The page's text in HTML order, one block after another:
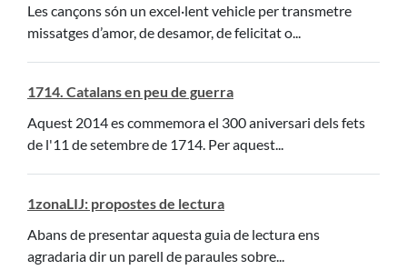
Les cançons són un excel·lent vehicle per transmetre
missatges d’amor, de desamor, de felicitat o...
1714. Catalans en peu de guerra
Aquest 2014 es commemora el 300 aniversari dels fets
de l'11 de setembre de 1714. Per aquest...
1zonaLIJ: propostes de lectura
Abans de presentar aquesta guia de lectura ens
agradaria dir un parell de paraules sobre...